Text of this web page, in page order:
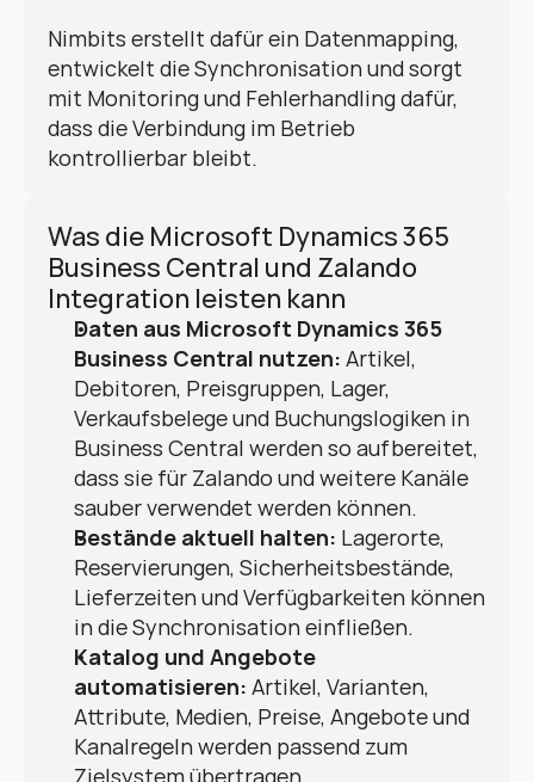
Nimbits erstellt dafür ein Datenmapping,
entwickelt die Synchronisation und sorgt
mit Monitoring und Fehlerhandling dafür,
dass die Verbindung im Betrieb
kontrollierbar bleibt.
Was die Microsoft Dynamics 365
Business Central und Zalando
Integration leisten kann
Daten aus Microsoft Dynamics 365
Business Central nutzen: Artikel,
Debitoren, Preisgruppen, Lager,
Verkaufsbelege und Buchungslogiken in
Business Central werden so aufbereitet,
dass sie für Zalando und weitere Kanäle
sauber verwendet werden können.
Bestände aktuell halten: Lagerorte,
Reservierungen, Sicherheitsbestände,
Lieferzeiten und Verfügbarkeiten können
in die Synchronisation einfließen.
Katalog und Angebote
automatisieren: Artikel, Varianten,
Attribute, Medien, Preise, Angebote und
Kanalregeln werden passend zum
Zielsystem übertragen.